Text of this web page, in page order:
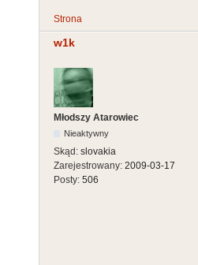
Strona
w1k
Młodszy Atarowiec
Nieaktywny
Skąd: slovakia
Zarejestrowany: 2009-03-17
Posty: 506